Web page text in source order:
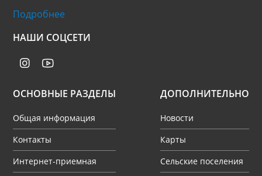
Подробнее
НАШИ СОЦСЕТИ
ОСНОВНЫЕ РАЗДЕЛЫ
Общая информация
Контакты
Интернет-приемная
ДОПОЛНИТЕЛЬНО
Новости
Карты
Сельские поселения